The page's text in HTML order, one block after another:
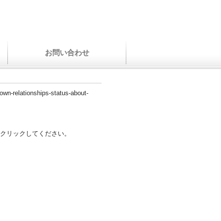
お問い合わせ
relationships-status-about-
リックしてください。